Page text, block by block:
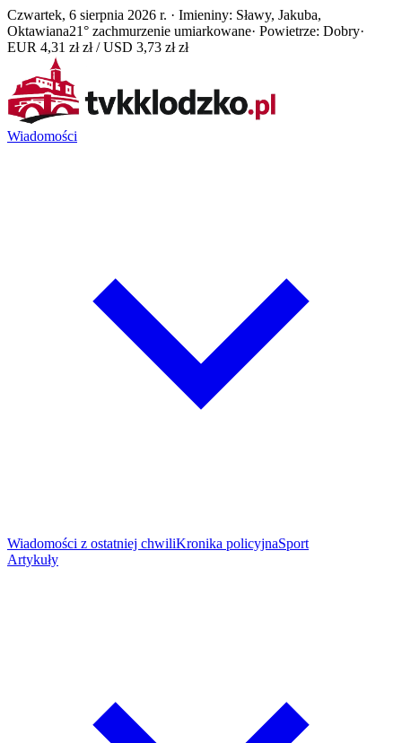
Czwartek, 6 sierpnia 2026 r. · Imieniny: Sławy, Jakuba,
Oktawiana21° zachmurzenie umiarkowane· Powietrze: Dobry·
EUR 4,31 zł zł / USD 3,73 zł zł
Wiadomości
Wiadomości z ostatniej chwiliKronika policyjnaSport
Artykuły